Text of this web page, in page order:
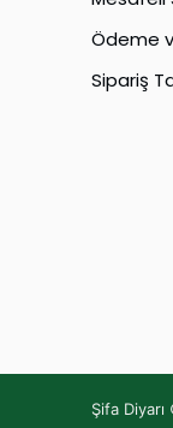
Ödeme
Sipariş
Şifa Diyarı